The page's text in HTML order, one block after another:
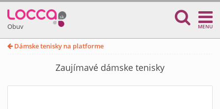
Obuv MENU
Dámske tenisky na platforme
Zaujímavé dámske tenisky